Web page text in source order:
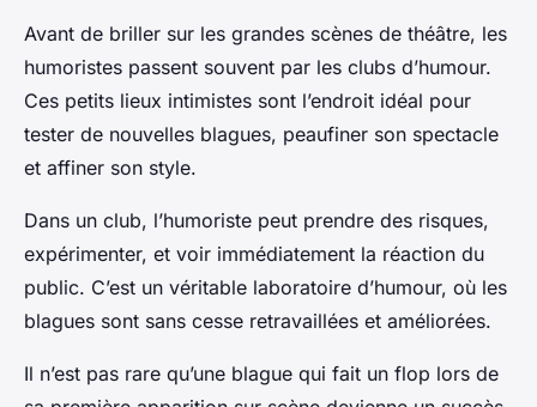
Avant de briller sur les grandes scènes de théâtre, les
humoristes passent souvent par les clubs d’humour.
Ces petits lieux intimistes sont l’endroit idéal pour
tester de nouvelles blagues, peaufiner son spectacle
et affiner son style.
Dans un club, l’humoriste peut prendre des risques,
expérimenter, et voir immédiatement la réaction du
public. C’est un véritable laboratoire d’humour, où les
blagues sont sans cesse retravaillées et améliorées.
Il n’est pas rare qu’une blague qui fait un flop lors de